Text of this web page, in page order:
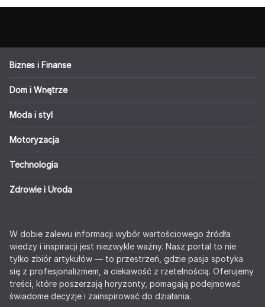
Biznes i Finanse
Dom i Wnętrze
Moda i styl
Motoryzacja
Technologia
Zdrowie i Uroda
W dobie zalewu informacji wybór wartościowego źródła
wiedzy i inspiracji jest niezwykle ważny. Nasz portal to nie
tylko zbiór artykułów — to przestrzeń, gdzie pasja spotyka
się z profesjonalizmem, a ciekawość z rzetelnością. Oferujemy
treści, które poszerzają horyzonty, pomagają podejmować
świadome decyzje i zainspirować do działania.